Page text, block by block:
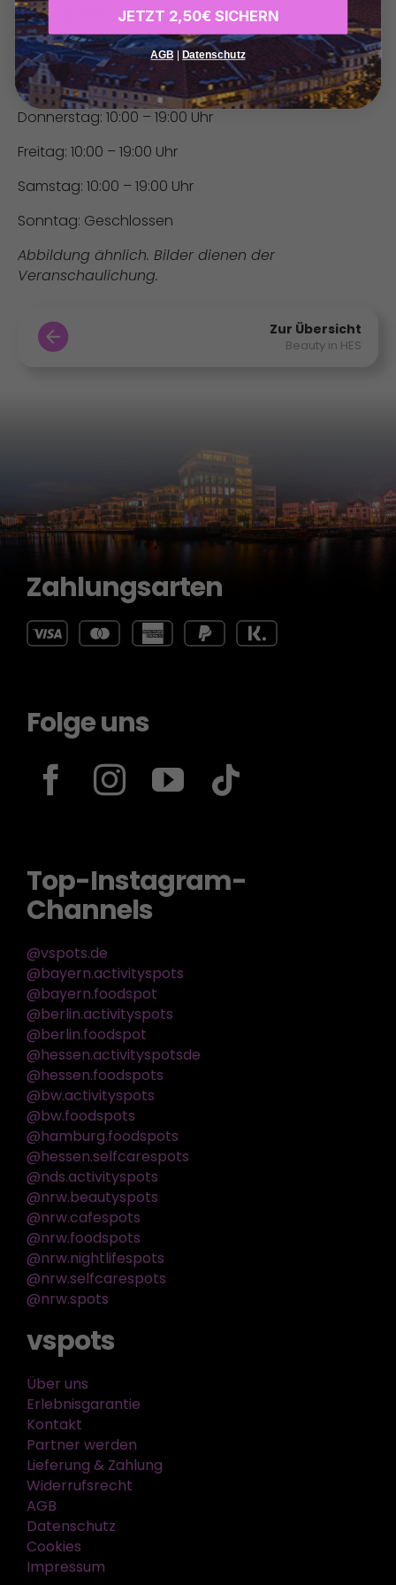
Montag: 10:00 – 19:00 Uhr
Dienstag: 10:00 – 19:00 Uhr
Mittwoch: 10:00 – 19:00 Uhr
Donnerstag: 10:00 – 19:00 Uhr
Freitag: 10:00 – 19:00 Uhr
Samstag: 10:00 – 19:00 Uhr
Sonntag: Geschlossen
Abbildung ähnlich. Bilder dienen der
Veranschaulichung.
Zur Übersicht
Beauty in HES
Zahlungsarten
Folge uns
Top-Instagram-
Channels
@vspots.de
@bayern.activityspots
@bayern.foodspot
@berlin.activityspots
@berlin.foodspot
@hessen.activityspotsde
@hessen.foodspots
@bw.activityspots
@bw.foodspots
@hamburg.foodspots
@hessen.selfcarespots
@nds.activityspots
@nrw.beautyspots
@nrw.cafespots
@nrw.foodspots
@nrw.nightlifespots
@nrw.selfcarespots
@nrw.spots
vspots
Über uns
Erlebnisgarantie
Kontakt
Partner werden
Lieferung & Zahlung
Widerrufsrecht
AGB
Datenschutz
Cookies
Impressum
JETZT 2,50€ SICHERN
AGB| Datenschutz